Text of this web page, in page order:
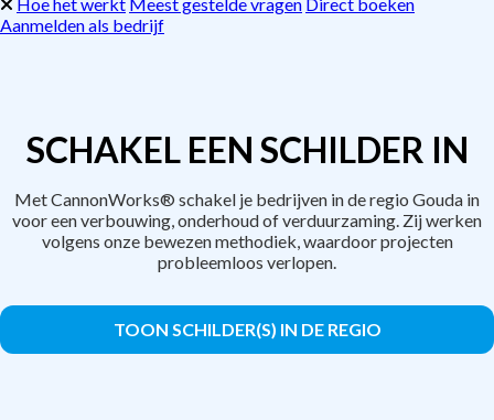
Aanmelden als bedrijf
SCHAKEL EEN SCHILDER IN
Met CannonWorks® schakel je bedrijven in de regio Gouda in
voor een verbouwing, onderhoud of verduurzaming. Zij werken
volgens onze bewezen methodiek, waardoor projecten
probleemloos verlopen.
TOON SCHILDER(S) IN DE REGIO